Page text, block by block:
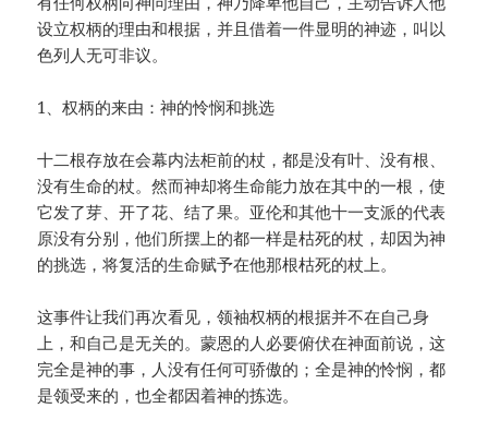
设立权柄的理由和根据，并且借着一件显明的神迹，叫以
色列人无可非议。
1、权柄的来由：神的怜悯和挑选
十二根存放在会幕内法柜前的杖，都是没有叶、没有根、
没有生命的杖。然而神却将生命能力放在其中的一根，使
它发了芽、开了花、结了果。亚伦和其他十一支派的代表
原没有分别，他们所摆上的都一样是枯死的杖，却因为神
的挑选，将复活的生命赋予在他那根枯死的杖上。
这事件让我们再次看见，领袖权柄的根据并不在自己身
上，和自己是无关的。蒙恩的人必要俯伏在神面前说，这
完全是神的事，人没有任何可骄傲的；全是神的怜悯，都
是领受来的，也全都因着神的拣选。